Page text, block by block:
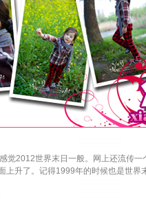
2012世界末日一般。网上还流传一
升了。记得1999年的时候也是世界